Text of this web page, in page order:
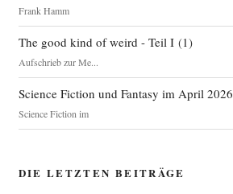
Frank Hamm
The good kind of weird - Teil I(1)
Aufschrieb zur Me...
Science Fiction und Fantasy im April 2026
Science Fiction im
DIE LETZTEN BEITRÄGE